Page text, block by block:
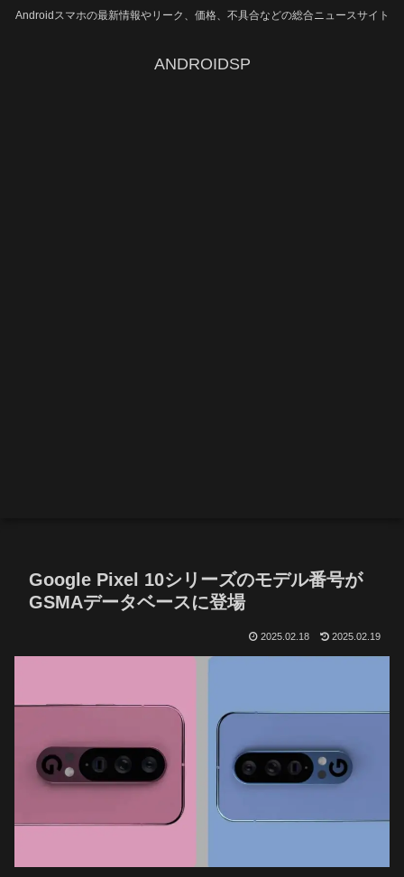
Androidスマホの最新情報やリーク、価格、不具合などの総合ニュースサイト
ANDROIDSP
Google Pixel 10シリーズのモデル番号が
GSMAデータベースに登場
2025.02.18 2025.02.19